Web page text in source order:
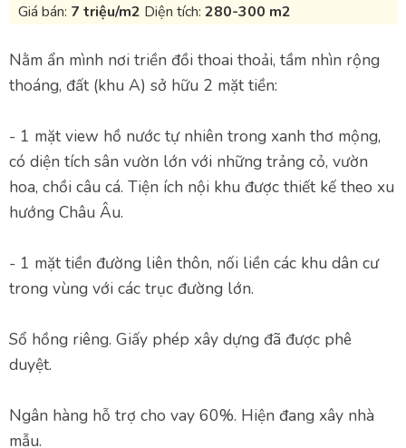
Giá bán: 7 triệu/m2 Diện tích: 280-300 m2
Nằm ẩn mình nơi triền đồi thoai thoải, tầm nhìn rộng
thoáng, đất (khu A) sở hữu 2 mặt tiền:
- 1 mặt view hồ nước tự nhiên trong xanh thơ mộng,
có diện tích sân vườn lớn với những trảng cỏ, vườn
hoa, chồi câu cá. Tiện ích nội khu được thiết kế theo xu
hướng Châu Âu.
- 1 mặt tiền đường liên thôn, nối liền các khu dân cư
trong vùng với các trục đường lớn.
Sổ hồng riêng. Giấy phép xây dựng đã được phê
duyệt.
Ngân hàng hỗ trợ cho vay 60%. Hiện đang xây nhà
mẫu.